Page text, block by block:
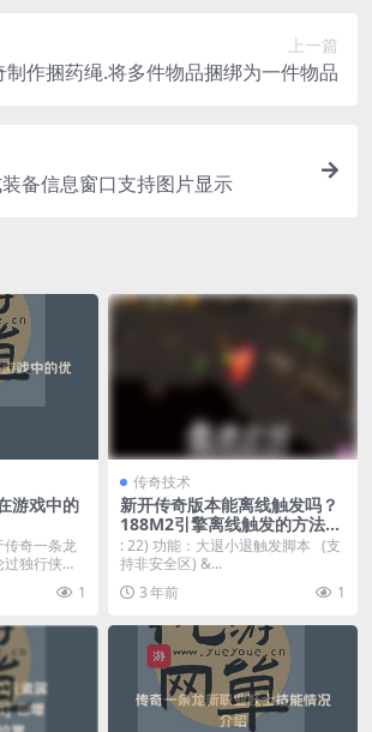
上一篇
制作捆药绳.将多件物品捆绑为一件物品
备信息窗口支持图片显示
游戏中的
传奇一条龙
独行侠玩
1
传奇技术
新开传奇版本能离线触发吗？
188M2引擎离线触发的方法讲
解
: 22) 功能：大退小退触发脚本 (支
持非安全区) &...
3 年前
1